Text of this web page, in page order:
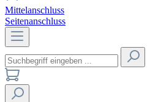
Mittelanschluss
Seitenanschluss